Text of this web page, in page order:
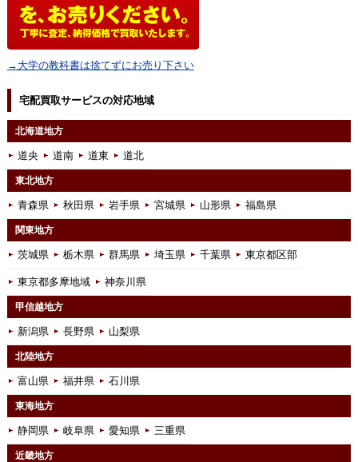
→大学の教科書は捨てずにお売り下さい
宅配買取サービスの対応地域
北海道地方
道央 道南 道東 道北
東北地方
青森県 秋田県 岩手県 宮城県 山形県 福島県
関東地方
茨城県 栃木県 群馬県 埼玉県 千葉県 東京都区部
東京都多摩地域 神奈川県
甲信越地方
新潟県 長野県 山梨県
北陸地方
富山県 福井県 石川県
東海地方
静岡県 岐阜県 愛知県 三重県
近畿地方